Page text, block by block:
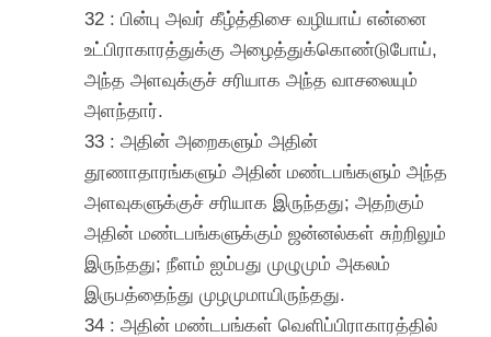
32 : பின்பு அவர் கீழ்த்திசை வழியாய் என்னை
உட்பிராகாரத்துக்கு அழைத்துக்கொண்டுபோய்,
அந்த அளவுக்குச் சரியாக அந்த வாசலையும்
அளந்தார்.
33 : அதின் அறைகளும் அதின்
தூணாதாரங்களும் அதின் மண்டபங்களும் அந்த
அளவுகளுக்குச் சரியாக இருந்தது; அதற்கும்
அதின் மண்டபங்களுக்கும் ஜன்னல்கள் சுற்றிலும்
இருந்தது; நீளம் ஐம்பது முழுமும் அகலம்
இருபத்தைந்து முழமுமாயிருந்தது.
34 : அதின் மண்டபங்கள் வெளிப்பிராகாரத்தில்